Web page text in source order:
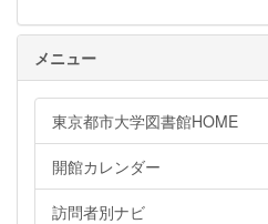
メニュー
東京都市大学図書館HOME
開館カレンダー
訪問者別ナビ